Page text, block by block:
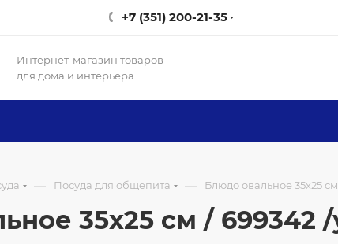
+7 (351) 200-21-35
Интернет-магазин товаров
для дома и интерьера
— Посуда для общепита — Блюдо овальное 35х25
35х25 см / 699342